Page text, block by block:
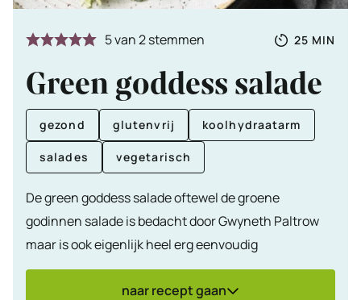
5van2stemmen
Totale
25 MIN
Green goddess salade
gezond glutenvrij koolhydraatarm
salades vegetarisch
De green goddess salade oftewel de groene
godinnen salade is bedacht door Gwyneth Paltrow
maar is ook eigenlijk heel erg eenvoudig
naar recept gaan